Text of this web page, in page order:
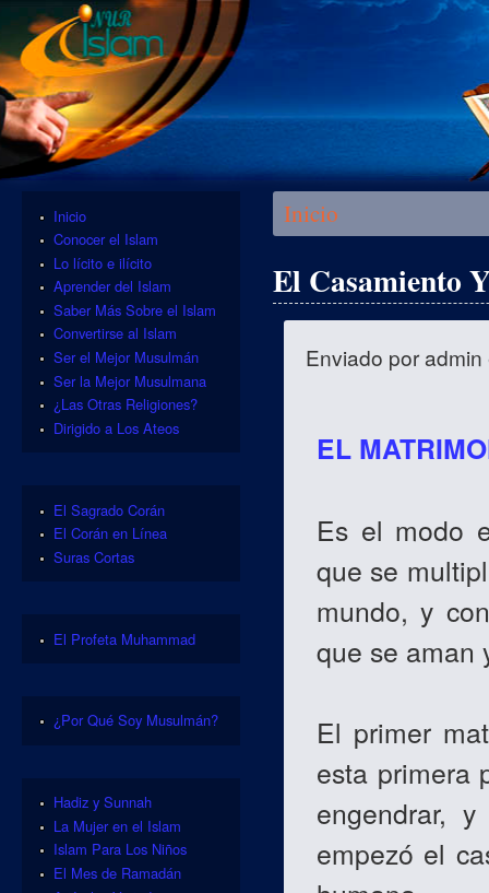
Se encuentra usted aquí
Inicio
El Casamiento
Enviado poradmin
EL
Es el modo
que se
mundo, y
que se aman
El primer
esta primera
engendrar,
empezó el
Inicio
Conocer el Islam
Lo lícito e ilícito
Aprender del Islam
Saber Más Sobre el Islam
Convertirse al Islam
Ser el Mejor Musulmán
Ser la Mejor Musulmana
¿Las Otras Religiones?
Dirigido a Los Ateos
El Sagrado Corán
El Corán en Línea
Suras Cortas
El Profeta Muhammad
¿Por Qué Soy Musulmán?
Hadiz y Sunnah
La Mujer en el Islam
Islam Para Los Niños
El Mes de Ramadán